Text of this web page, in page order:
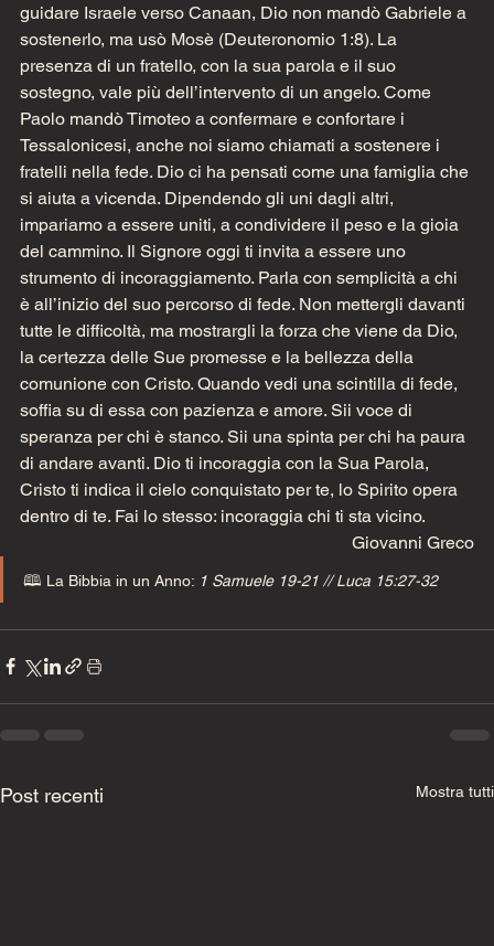
guidare Israele verso Canaan, Dio non mandò Gabriele a
sostenerlo, ma usò Mosè (Deuteronomio 1:8). La
presenza di un fratello, con la sua parola e il suo
sostegno, vale più dell’intervento di un angelo. Come
Paolo mandò Timoteo a confermare e confortare i
Tessalonicesi, anche noi siamo chiamati a sostenere i
fratelli nella fede. Dio ci ha pensati come una famiglia che
si aiuta a vicenda. Dipendendo gli uni dagli altri,
impariamo a essere uniti, a condividere il peso e la gioia
del cammino. Il Signore oggi ti invita a essere uno
strumento di incoraggiamento. Parla con semplicità a chi
è all’inizio del suo percorso di fede. Non mettergli davanti
tutte le difficoltà, ma mostrargli la forza che viene da Dio,
la certezza delle Sue promesse e la bellezza della
comunione con Cristo. Quando vedi una scintilla di fede,
soffia su di essa con pazienza e amore. Sii voce di
speranza per chi è stanco. Sii una spinta per chi ha paura
di andare avanti. Dio ti incoraggia con la Sua Parola,
Cristo ti indica il cielo conquistato per te, lo Spirito opera
dentro di te. Fai lo stesso: incoraggia chi ti sta vicino.
Giovanni Greco
🕮 La Bibbia in un Anno: 1 Samuele 19-21 // Luca 15:27-32
Post recenti Mostra tutti